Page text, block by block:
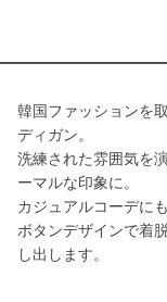
韓国ファッションを
ディガン。
洗練された雰囲気を
ーマルな印象に。
カジュアルコーデに
ボタンデザインで着
し出します。